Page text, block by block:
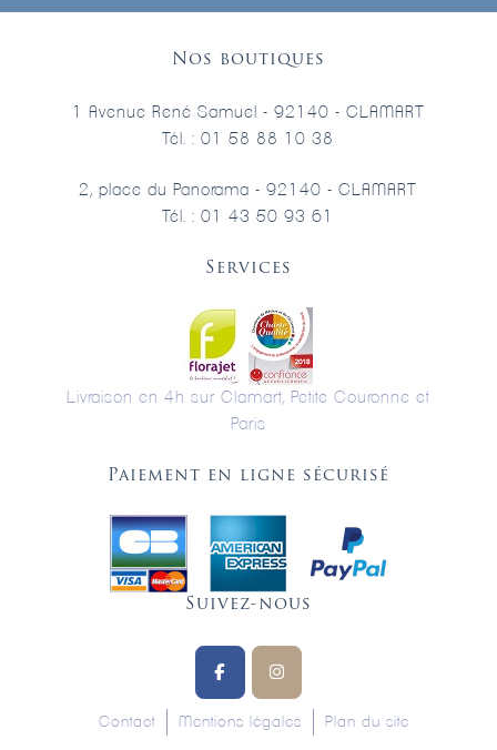
Nos boutiques
1 Avenue René Samuel - 92140 - CLAMART
Tél. : 01 58 88 10 38
2, place du Panorama - 92140 - CLAMART
Tél. : 01 43 50 93 61
Services
Livraison en 4h sur Clamart, Petite Couronne et
Paris
Paiement en ligne sécurisé
Suivez-nous
Contact Mentions légales Plan du site